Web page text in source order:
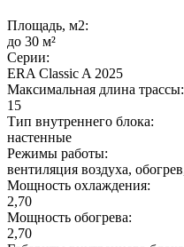
Площадь, м2:
до 30 м²
Серии:
ERA Classic A 2025
Максимальная длина трассы:
15
Тип внутреннего блока:
настенные
Режимы работы:
вентиляция воздуха,
Мощность охлаждения:
2,70
Мощность обогрева:
2,70